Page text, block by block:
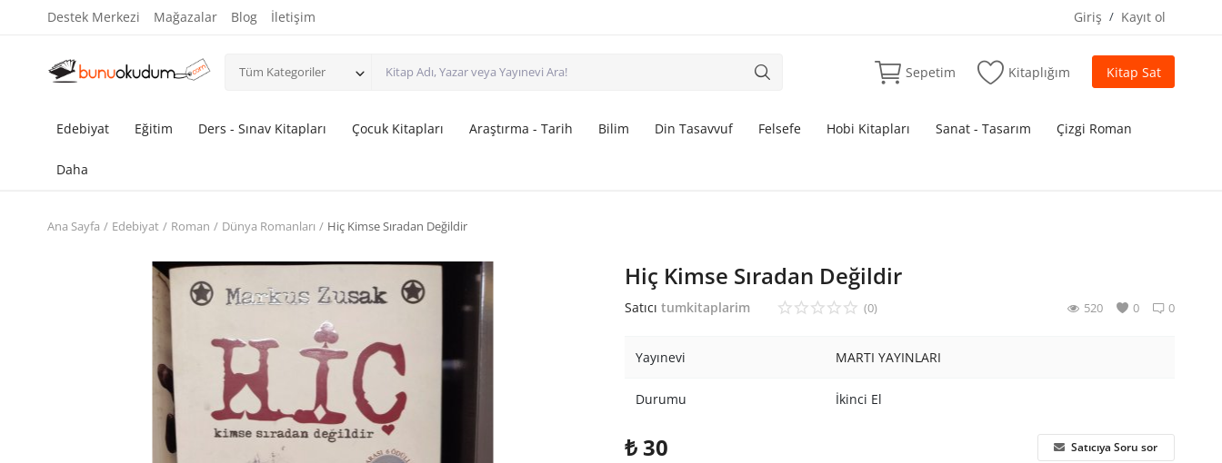
Destek Merkezi Mağazalar Blog İletişim Giriş / Kayıt ol
Tüm Kategoriler Sepetim Kitaplığım Kitap Sat
Edebiyat Eğitim Ders - Sınav Kitapları Çocuk Kitapları Araştırma - Tarih Bilim Din Tasavvuf Felsefe Hobi Kitapları Sanat - Tasarım Çizgi Roman
Daha
Ana Sayfa Edebiyat Roman Dünya Romanları Hiç Kimse Sıradan Değildir
Hiç Kimse Sıradan Değildir
Satıcı tumkitaplarim 0
(0) 0
520
Yayınevi MARTI YAYINLARI
Durumu İkinci El
₺ 30 Satıcıya Soru sor